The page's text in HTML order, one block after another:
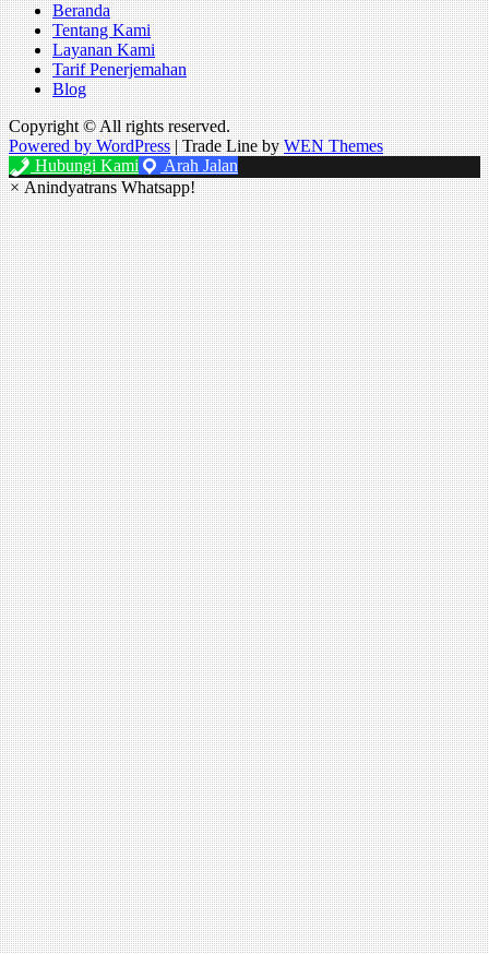
Beranda
Tentang Kami
Layanan Kami
Tarif Penerjemahan
Blog
Copyright © All rights reserved.
Powered by WordPress |Trade Line byWEN Themes
Hubungi Kami
Arah Jalan
×Anindyatrans Whatsapp!